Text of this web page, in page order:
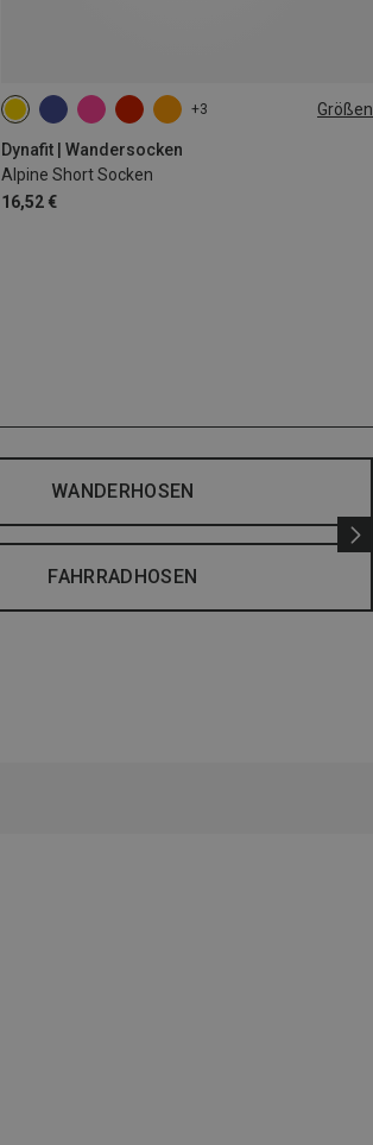
+3 Größen
Dynafit | Wandersocken
Alpine Short Socken
16,52 €
35|36|37|38 39|40|41|42
WANDERHOSEN
FAHRRADHOSEN